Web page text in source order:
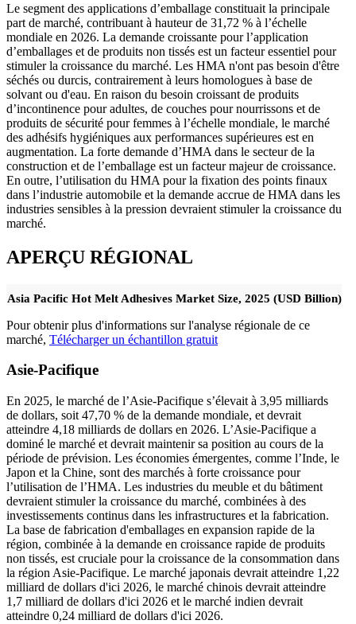
Le segment des applications d’emballage constituait la principale
part de marché, contribuant à hauteur de 31,72 % à l’échelle
mondiale en 2026. La demande croissante pour l’application
d’emballages et de produits non tissés est un facteur essentiel pour
stimuler la croissance du marché. Les HMA n'ont pas besoin d'être
séchés ou durcis, contrairement à leurs homologues à base de
solvant ou d'eau. En raison du besoin croissant de produits
d’incontinence pour adultes, de couches pour nourrissons et de
produits de sécurité pour femmes à l’échelle mondiale, le marché
des adhésifs hygiéniques aux performances supérieures est en
augmentation. La forte demande d’HMA dans le secteur de la
construction et de l’emballage est un facteur majeur de croissance.
En outre, l’utilisation du HMA pour la fixation des points finaux
dans l’industrie automobile et la demande accrue de HMA dans les
industries sensibles à la pression devraient stimuler la croissance du
marché.
APERÇU RÉGIONAL
Asia Pacific Hot Melt Adhesives Market Size, 2025 (USD Billion)
Pour obtenir plus d'informations sur l'analyse régionale de ce
marché, Télécharger un échantillon gratuit
Asie-Pacifique
En 2025, le marché de l’Asie-Pacifique s’élevait à 3,95 milliards
de dollars, soit 47,70 % de la demande mondiale, et devrait
atteindre 4,18 milliards de dollars en 2026. L’Asie-Pacifique a
dominé le marché et devrait maintenir sa position au cours de la
période de prévision. Les économies émergentes, comme l’Inde, le
Japon et la Chine, sont des marchés à forte croissance pour
l’utilisation de l’HMA. Les industries du meuble et du bâtiment
devraient stimuler la croissance du marché, combinées à des
investissements continus dans les infrastructures et la fabrication.
La base de fabrication d'emballages en expansion rapide de la
région, combinée à la demande en croissance rapide de produits
non tissés, est cruciale pour la croissance de la consommation dans
la région Asie-Pacifique. Le marché japonais devrait atteindre 1,22
milliard de dollars d'ici 2026, le marché chinois devrait atteindre
1,7 milliard de dollars d'ici 2026 et le marché indien devrait
atteindre 0,24 milliard de dollars d'ici 2026.